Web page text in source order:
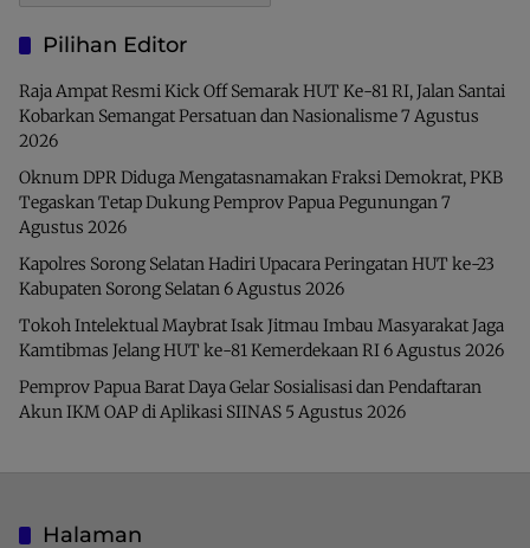
Pilihan Editor
Raja Ampat Resmi Kick Off Semarak HUT Ke-81 RI, Jalan Santai
Kobarkan Semangat Persatuan dan Nasionalisme7 Agustus
2026
Oknum DPR Diduga Mengatasnamakan Fraksi Demokrat, PKB
Tegaskan Tetap Dukung Pemprov Papua Pegunungan7
Agustus 2026
Kapolres Sorong Selatan Hadiri Upacara Peringatan HUT ke-23
Kabupaten Sorong Selatan6 Agustus 2026
Tokoh Intelektual Maybrat Isak Jitmau Imbau Masyarakat Jaga
Kamtibmas Jelang HUT ke-81 Kemerdekaan RI6 Agustus 2026
Pemprov Papua Barat Daya Gelar Sosialisasi dan Pendaftaran
Akun IKM OAP di Aplikasi SIINAS 5 Agustus 2026
Halaman